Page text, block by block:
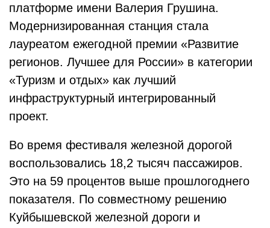
платформе имени Валерия Грушина.
Модернизированная станция стала
лауреатом ежегодной премии «Развитие
регионов. Лучшее для России» в категории
«Туризм и отдых» как лучший
инфраструктурный интегрированный
проект.
Во время фестиваля железной дорогой
воспользовались 18,2 тысяч пассажиров.
Это на 59 процентов выше прошлогоднего
показателя. По совместному решению
Куйбышевской железной дороги и